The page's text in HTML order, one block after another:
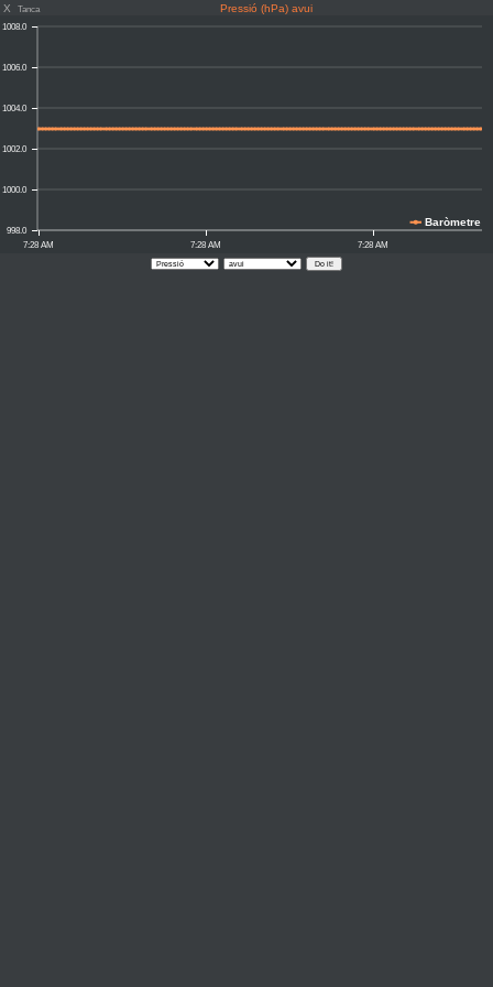
X Tanca Pressió (hPa) avui